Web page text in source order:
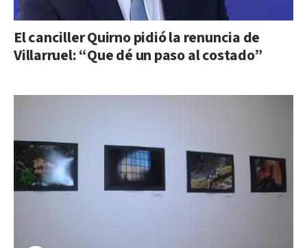
El canciller Quirno pidió la renuncia de
Villarruel: “Que dé un paso al costado”